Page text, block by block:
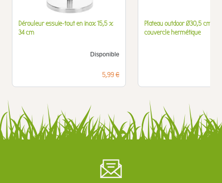
Dérouleur essuie-tout en inox 15,5 x
34 cm
Disponible
Prix
5,99 €
Plateau outdoor Ø30,5 cm
couvercle hermétique